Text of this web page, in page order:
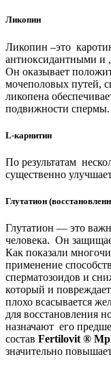
Ликопин
Ликопин –это
антиоксидантными и
Он оказывает
мочеполовых путей,
ликопена
подвижности спермы.
L-карнитин
По результатам
существенно
Глутатион
Глутатион — это
человека. Он
Как показали
применение
сперматозоидов и
который и
плохо всасывается
для восстановления
назначают его
состав Fertilovit ®
значительно